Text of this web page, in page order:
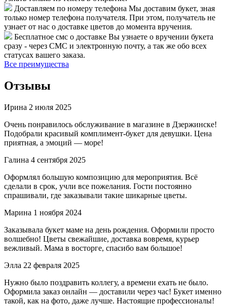
Доставляем по номеру телефона Мы доставим букет, зная
только номер телефона получателя. При этом, получатель не
узнает от нас о доставке цветов до момента вручения.
Бесплатное смс о доставке Вы узнаете о вручении букета
сразу - через СМС и электронную почту, а так же обо всех
статусах вашего заказа.
Все преимущества
Отзывы
Ирина 2 июля 2025
Очень понравилось обслуживание в магазине в Дзержинске!
Подобрали красивый комплимент-букет для девушки. Цена
приятная, а эмоций — море!
Галина 4 сентября 2025
Оформлял большую композицию для мероприятия. Всё
сделали в срок, учли все пожелания. Гости постоянно
спрашивали, где заказывали такие шикарные цветы.
Марина 1 ноября 2024
Заказывала букет маме на день рождения. Оформили просто
волшебно! Цветы свежайшие, доставка вовремя, курьер
вежливый. Мама в восторге, спасибо вам большое!
Элла 22 февраля 2025
Нужно было поздравить коллегу, а времени ехать не было.
Оформила заказ онлайн — доставили через час! Букет именно
такой, как на фото, даже лучше. Настоящие профессионалы!